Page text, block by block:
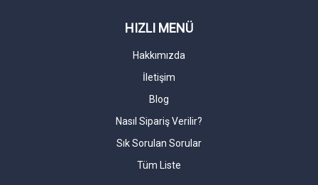
HIZLI MENÜ
Hakkımızda
İletişim
Blog
Nasıl Sipariş Verilir?
Sık Sorulan Sorular
Tüm Liste